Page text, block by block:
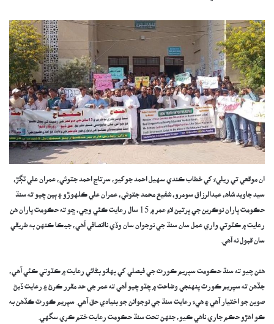
ان موقعي تي ريليءَ کي خطاب ڪندي سهيل احمد جوکيو، سرتاج احمد جتوئي، عمران علي ٽڳڙ،
سيد جاويد شاھ، عبدالرزاق سومرو، شفيع محمد جتوئي، عمران علي ڪلهوڙو ۽ ٻين چيو ته سنڌ
حڪومت پاران نوڪرين جي ڀرتين لاءِ عمر ۾ 15 سال رعايت ڪئي وڃي، ڇو ته حڪومت پاران هن
رعايت ۾ ڪٽوتي واري عمل سان سنڌ جي نوجوان سان وڏي ناانصافي آهي، جيڪا ڪنهن به طريقي
سان قبول نه آهي.
هنن چيو ته سنڌ حڪومت سپريم ڪورٽ جي فيصلي کي بهانو بڻائي رعايت ۾ ڪٽوتي ڪئي آهي،
جڏهن ته سپريم ڪورٽ پنهنجي وضاحت ۾ چٽو چيو آهي ته عمر جي حد مقرر ڪرڻ ۽ رعايت ڏيڻ
صوبن جو اختيار آهي ۽ هيءَ رعايت سنڌ جي نوجوانن جو بنيادي حق آهي. سپريم ڪورٽ ڪڏهن به
ڪو اهڙو حڪم جاري ناهي ڪيو، جنهن تحت سنڌ حڪومت رعايت ختم ڪري سگهي.